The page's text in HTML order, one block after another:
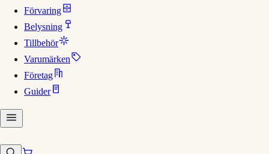
Förvaring
Belysning
Tillbehör
Varumärken
Företag
Guider